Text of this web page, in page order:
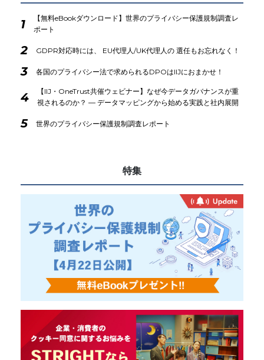
1
【無料eBookダウンロード】世界のプライバシー保護規制調査レ
ポート
2 GDPR対応時には、 EU代理人/UK代理人の 選任もお忘れなく！
3 各国のプライバシー法で求められるDPOはIIJにおまかせ！
4
【IIJ・OneTrust共催ウェビナー】なぜ今データガバナンスが重
視されるのか？ ― データマッピングから始める実践と社内展開
5 世界のプライバシー保護規制調査レポート
特集